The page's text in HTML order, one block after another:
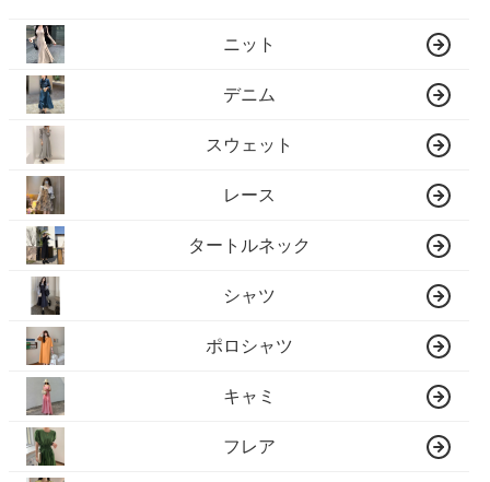
ニット
デニム
スウェット
レース
タートルネック
シャツ
ポロシャツ
キャミ
フレア